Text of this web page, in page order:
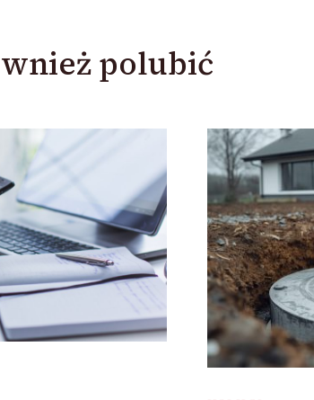
polubić